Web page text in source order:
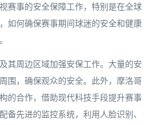
赛事的安全保障工作，特别是在全球
如何确保赛事期间球迷的安全和健康
其周边区域加强安保工作。大量的安
围，确保观众的安全。此外，摩洛哥
的合作，借助现代科技手段提升赛事
备先进的监控系统，利用人脸识别、